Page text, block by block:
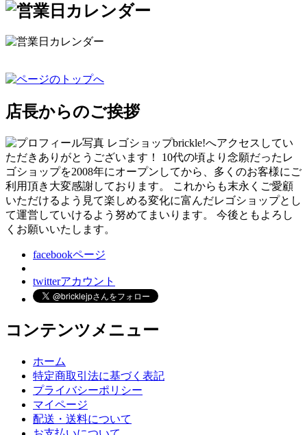
店長からのご挨拶
レゴショップbrickle!へアクセスしてい
ただきありがとうございます！ 10代の頃より念願だったレ
ゴショップを2008年にオープンしてから、多くのお客様にご
利用頂き大変感謝しております。 これからも末永くご愛顧
いただけるよう見て楽しめる変化に富んだレゴショップとし
て運営していけるよう努めてまいります。 今後ともよろし
くお願いいたします。
facebookページ
twitterアカウント
コンテンツメニュー
ホーム
特定商取引法に基づく表記
プライバシーポリシー
マイページ
配送・送料について